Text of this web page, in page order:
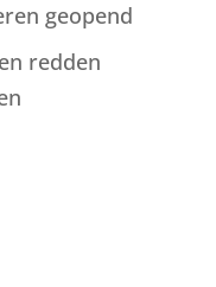
geopend
redden